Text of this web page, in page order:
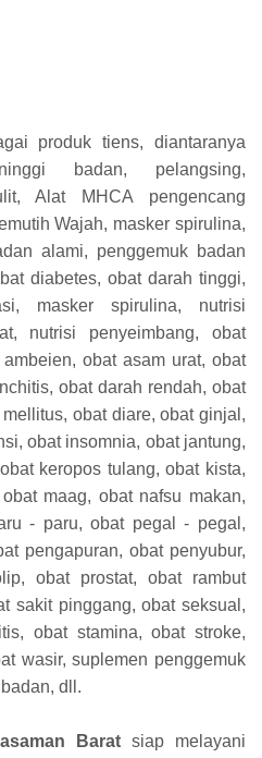
produk tiens, diantaranya
badan, pelangsing,
Alat MHCA pengencang
Wajah, masker spirulina,
alami, penggemuk badan
diabetes, obat darah tinggi,
masker spirulina, nutrisi
nutrisi penyeimbang, obat
obat asam urat, obat
obat darah rendah, obat
obat diare, obat ginjal,
obat insomnia, obat jantung,
keropos tulang, obat kista,
maag, obat nafsu makan,
- paru, obat pegal - pegal,
pengapuran, obat penyubur,
obat prostat, obat rambut
sakit pinggang, obat seksual,
obat stamina, obat stroke,
wasir, suplemen penggemuk
dll.
Baratsiap melayani